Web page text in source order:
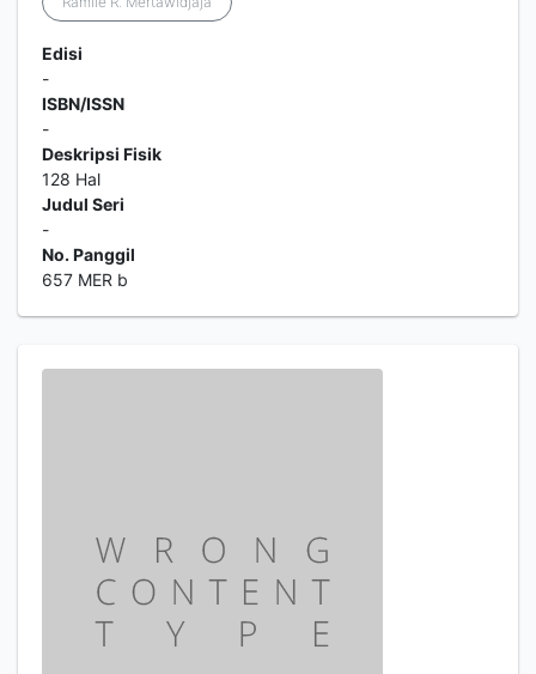
Edisi
-
ISBN/ISSN
-
Deskripsi Fisik
128 Hal
Judul Seri
-
No. Panggil
657 MER b